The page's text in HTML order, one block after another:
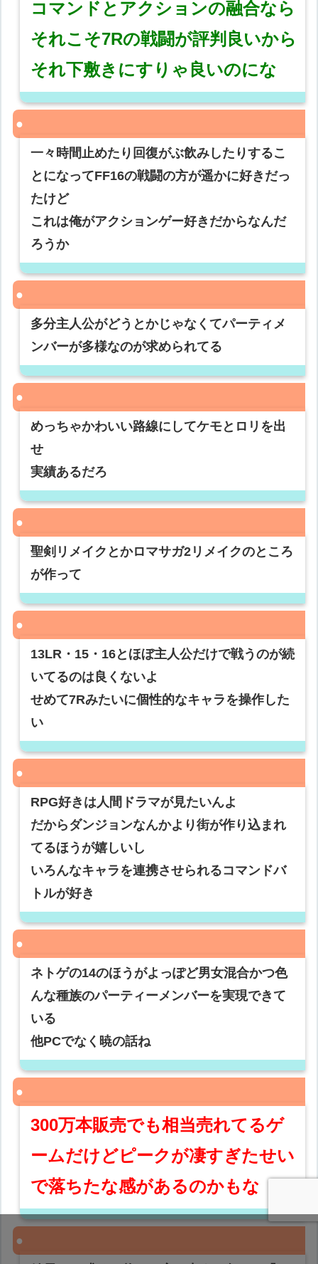
コマンドとアクションの融合なら
それこそ7Rの戦闘が評判良いから
それ下敷きにすりゃ良いのにな
一々時間止めたり回復がぶ飲みしたりするこ
とになってFF16の戦闘の方が遥かに好きだっ
たけど
これは俺がアクションゲー好きだからなんだ
ろうか
多分主人公がどうとかじゃなくてパーティメ
ンバーが多様なのが求められてる
めっちゃかわいい路線にしてケモとロリを出
せ
実績あるだろ
聖剣リメイクとかロマサガ2リメイクのところ
が作って
13LR・15・16とほぼ主人公だけで戦うのが続
いてるのは良くないよ
せめて7Rみたいに個性的なキャラを操作した
い
RPG好きは人間ドラマが見たいんよ
だからダンジョンなんかより街が作り込まれ
てるほうが嬉しいし
いろんなキャラを連携させられるコマンドバ
トルが好き
ネトゲの14のほうがよっぽど男女混合かつ色
んな種族のパーティーメンバーを実現できて
いる
他PCでなく暁の話ね
300万本販売でも相当売れてるゲ
ームだけどピークが凄すぎたせい
で落ちたな感があるのかもな